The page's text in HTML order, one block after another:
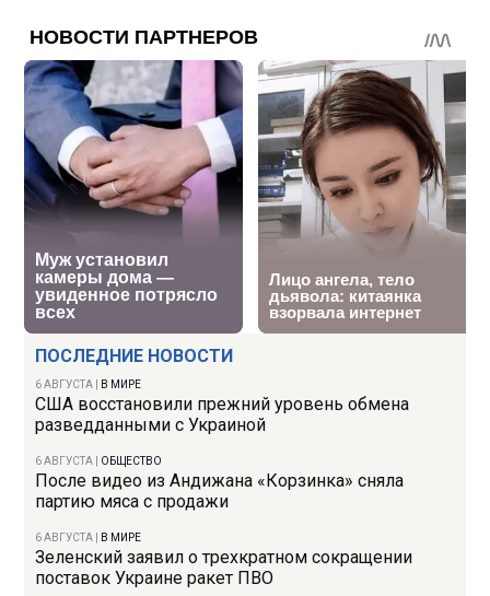
ПОСЛЕДНИЕ НОВОСТИ
6 АВГУСТА В МИРЕ
США восстановили прежний уровень обмена
разведданными с Украиной
6 АВГУСТА ОБЩЕСТВО
После видео из Андижана «Корзинка» сняла
партию мяса с продажи
6 АВГУСТА В МИРЕ
Зеленский заявил о трехкратном сокращении
поставок Украине ракет ПВО